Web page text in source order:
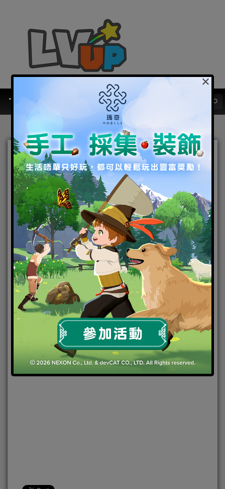
《蒼天英雄誌2》推出「歃血
為盟 跨服爭雄」改版 跨服聯
盟號令群英 白金神將周瑜、
左慈覺醒助威
2021-08-26 |Android,IOS,好康活動,手機遊戲
×